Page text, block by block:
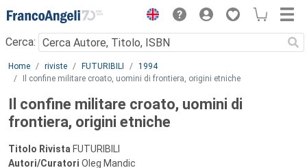
Menu
Cerca:
Main content
Home riviste FUTURIBILI
1994
Il confine militare croato, uomini di frontiera, origini etniche
Il confine militare croato, uomini di
frontiera, origini etniche
Titolo Rivista FUTURIBILI
Autori/Curatori Oleg Mandic